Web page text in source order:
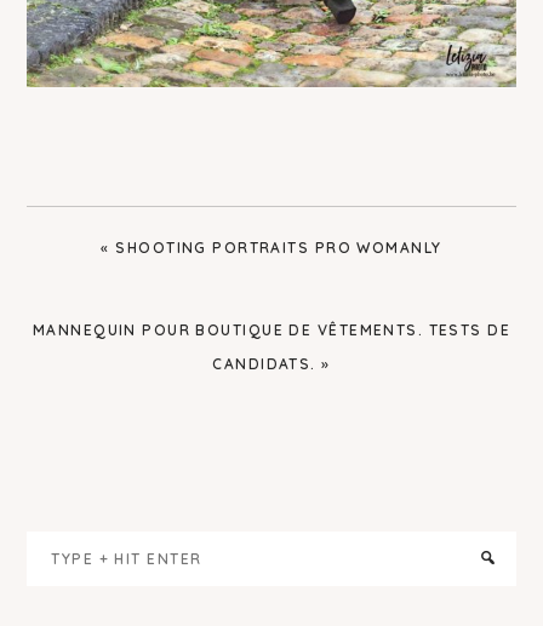
PREVIOUS
« SHOOTING PORTRAITS PRO WOMANLY
NEXT
MANNEQUIN POUR BOUTIQUE DE VÊTEMENTS. TESTS DE
CANDIDATS. »
Sidebar